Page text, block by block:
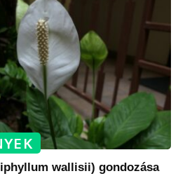
wallisii) gondozása